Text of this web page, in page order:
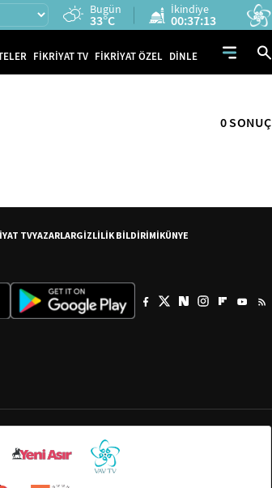
Bugün
33°C
İkindiye
00:37:12
FİKRİYAT TV FİKRİYAT ÖZEL DİNLE
0 SONUÇ
TVYAZARLARGİZLİLİK BİLDİRİMİKÜNYE